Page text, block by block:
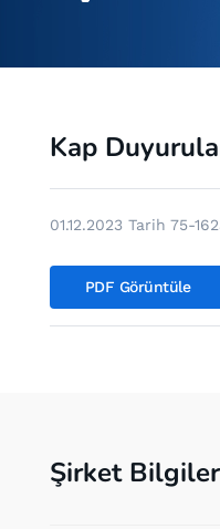
Kap
01.12.2023 Tarih 75-
PDF Görüntüle
Şirket